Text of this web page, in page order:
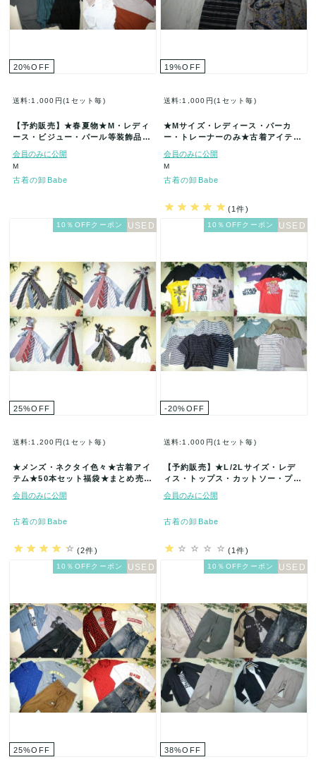
20%OFF
送料:1,000円(1セット毎)
【予約販売】★春夏物★M・レディ
ース・ビジュー・パール等装飾品付
ま…
会員のみに公開
M
古着の卸Babe
19%OFF
送料:1,000円(1セット毎)
★Mサイズ・レディース・パーカ
ー・トレーナーのみ★古着アイテム
卸★…
会員のみに公開
M
古着の卸Babe
(1件)
10％OFFクーポン
25%OFF
送料:1,200円(1セット毎)
★メンズ・ネクタイ色々★古着アイ
テム★50本セット福袋★まとめ売り
問…
会員のみに公開
古着の卸Babe
(2件)
10％OFFクーポン
-20%OFF
送料:1,000円(1セット毎)
【予約販売】★L/2Lサイズ・レデ
ィス・トップス・カットソー・プル
古…
会員のみに公開
古着の卸Babe
(1件)
10％OFFクーポン
25%OFF
10％OFFクーポン
38%OFF